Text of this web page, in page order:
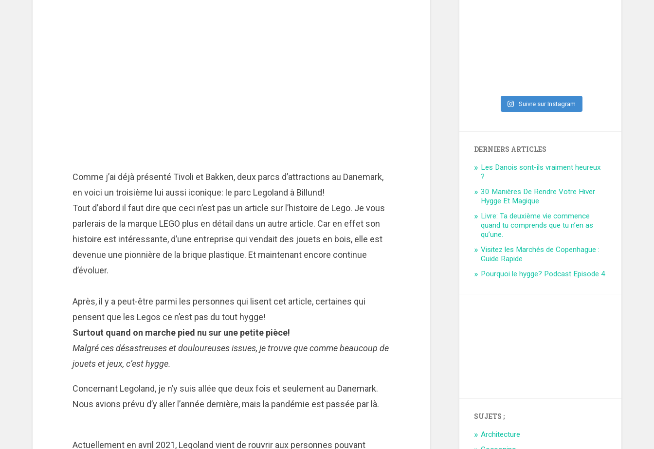
Comme j’ai déjà présenté Tivoli et Bakken, deux parcs d’attractions au Danemark,
en voici un troisième lui aussi iconique: le parc Legoland à Billund!
Tout d’abord il faut dire que ceci n’est pas un article sur l’histoire de Lego. Je vous
parlerais de la marque LEGO plus en détail dans un autre article. Car en effet son
histoire est intéressante, d’une entreprise qui vendait des jouets en bois, elle est
devenue une pionnière de la brique plastique. Et maintenant encore continue
d’évoluer.
Après, il y a peut-être parmi les personnes qui lisent cet article, certaines qui
pensent que les Legos ce n’est pas du tout hygge!
Surtout quand on marche pied nu sur une petite pièce!
Malgré ces désastreuses et douloureuses issues, je trouve que comme beaucoup de
jouets et jeux, c’est hygge.
Concernant Legoland, je n’y suis allée que deux fois et seulement au Danemark.
Nous avions prévu d’y aller l’année dernière, mais la pandémie est passée par là.
Actuellement en avril 2021, Legoland vient de rouvrir aux personnes pouvant
Suivre sur Instagram
DERNIERS ARTICLES
Les Danois sont-ils vraiment heureux
?
30 Manières De Rendre Votre Hiver
Hygge Et Magique
Livre: Ta deuxième vie commence
quand tu comprends que tu n’en as
qu’une.
Visitez les Marchés de Copenhague :
Guide Rapide
Pourquoi le hygge? Podcast Episode 4
SUJETS ;
Architecture